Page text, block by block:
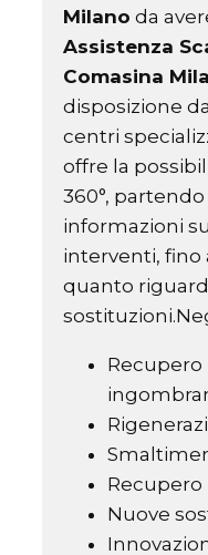
Milano da
Assistenza
Comasina
disposizione
centri
offre la
360°,
informazioni
interventi, fino
quanto
Recupero
Nuove